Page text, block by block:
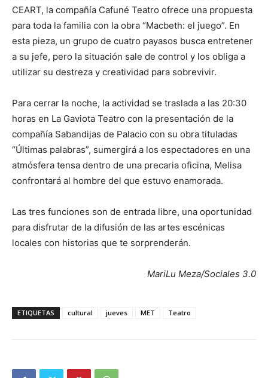
CEART, la compañía Cafuné Teatro ofrece una propuesta
para toda la familia con la obra “Macbeth: el juego”. En
esta pieza, un grupo de cuatro payasos busca entretener
a su jefe, pero la situación sale de control y los obliga a
utilizar su destreza y creatividad para sobrevivir.
Para cerrar la noche, la actividad se traslada a las 20:30
horas en La Gaviota Teatro con la presentación de la
compañía Sabandijas de Palacio con su obra tituladas
“Últimas palabras”, sumergirá a los espectadores en una
atmósfera tensa dentro de una precaria oficina, Melisa
confrontará al hombre del que estuvo enamorada.
Las tres funciones son de entrada libre, una oportunidad
para disfrutar de la difusión de las artes escénicas
locales con historias que te sorprenderán.
MariLu Meza/Sociales 3.0
ETIQUETAS cultural jueves MET Teatro